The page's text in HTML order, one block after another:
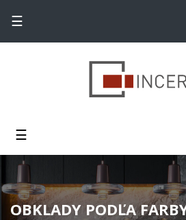
Toggle navigation
☰
Toggle navigation
☰
OBKLADY PODĽA